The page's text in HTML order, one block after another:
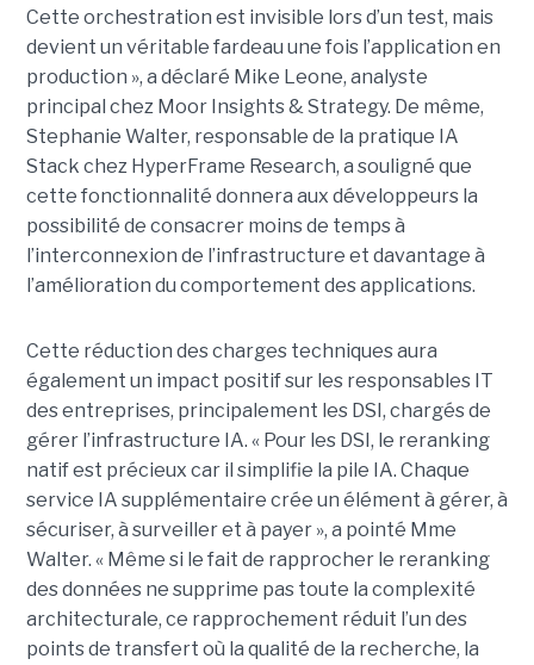
Cette orchestration est invisible lors d’un test, mais
devient un véritable fardeau une fois l’application en
production », a déclaré Mike Leone, analyste
principal chez Moor Insights & Strategy. De même,
Stephanie Walter, responsable de la pratique IA
Stack chez HyperFrame Research, a souligné que
cette fonctionnalité donnera aux développeurs la
possibilité de consacrer moins de temps à
l’interconnexion de l’infrastructure et davantage à
l’amélioration du comportement des applications.
Cette réduction des charges techniques aura
également un impact positif sur les responsables IT
des entreprises, principalement les DSI, chargés de
gérer l’infrastructure IA. « Pour les DSI, le reranking
natif est précieux car il simplifie la pile IA. Chaque
service IA supplémentaire crée un élément à gérer, à
sécuriser, à surveiller et à payer », a pointé Mme
Walter. « Même si le fait de rapprocher le reranking
des données ne supprime pas toute la complexité
architecturale, ce rapprochement réduit l’un des
points de transfert où la qualité de la recherche, la